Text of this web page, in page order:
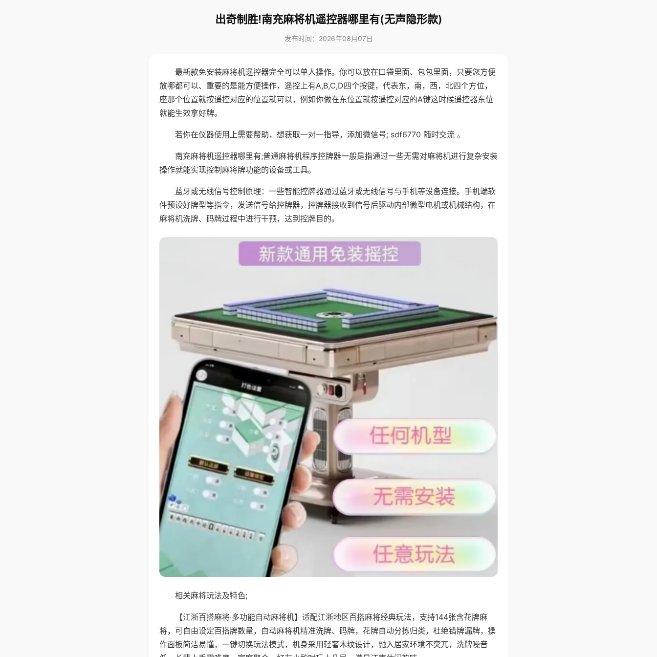
出奇制胜!南充麻将机遥控器哪里有(无声隐形款)
发布时间：2026年08月07日
最新款免安装麻将机遥控器完全可以单人操作。你可以放在口袋里面、包包里面，只要您方便
放哪都可以、重要的是能方便操作，遥控上有A,B,C,D四个按键，代表东，南，西，北四个方位，
座那个位置就按遥控对应的位置就可以，例如你做在东位置就按遥控对应的A键这时候遥控器东位
就能生效拿好牌。
若你在仪器使用上需要帮助，想获取一对一指导，添加微信号; sdf6770 随时交流 。
南充麻将机遥控器哪里有;普通麻将机程序控牌器一般是指通过一些无需对麻将机进行复杂安装
操作就能实现控制麻将牌功能的设备或工具。
蓝牙或无线信号控制原理：一些智能控牌器通过蓝牙或无线信号与手机等设备连接。手机端软
件预设好牌型等指令，发送信号给控牌器，控牌器接收到信号后驱动内部微型电机或机械结构，在
麻将机洗牌、码牌过程中进行干预，达到控牌目的。
相关麻将玩法及特色;
【江浙百搭麻将·多功能自动麻将机】适配江浙地区百搭麻将经典玩法，支持144张含花牌麻
将，可自由设定百搭牌数量，自动麻将机精准洗牌、码牌，花牌自动分拣归类，杜绝错牌漏牌，操
作面板简洁易懂，一键切换玩法模式，机身采用轻奢木纹设计，融入居家环境不突兀，洗牌噪音